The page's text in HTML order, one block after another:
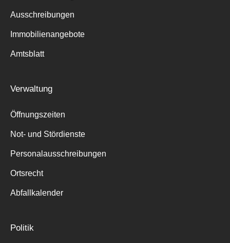
Ausschreibungen
Immobilienangebote
Amtsblatt
Verwaltung
Öffnungszeiten
Not- und Stördienste
Personalausschreibungen
Ortsrecht
Abfallkalender
Politik